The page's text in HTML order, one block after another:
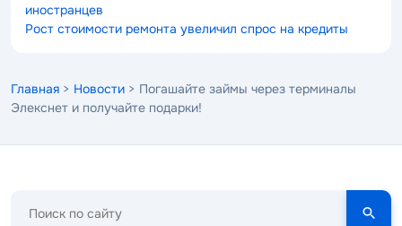
иностранцев
Рост стоимости ремонта увеличил спрос на кредиты
Главная > Новости > Погашайте займы через терминалы
Элекснет и получайте подарки!